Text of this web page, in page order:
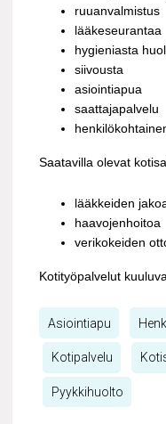
ruuanvalmistus
lääkeseurantaa
hygieniasta
siivousta
asiointiapua
saattajapalvelu
Saatavilla olevat
lääkkeiden
haavojenhoitoa
verikokeiden
Kotityöpalvelut
Asiointiapu
Kotipalvelu
Pyykkihuolto